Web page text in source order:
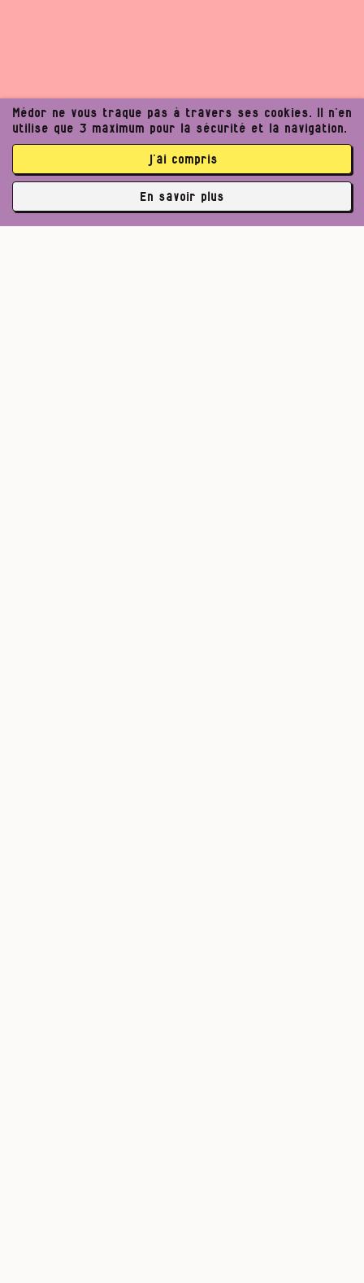
Médor ne vous traque pas à travers ses cookies. Il n’en
utilise que 3 maximum pour la sécurité et la navigation.
j’ai compris
En savoir plus